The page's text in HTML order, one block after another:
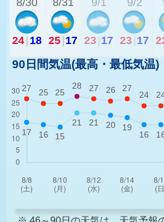
24| 18 25|17 23 17 23 17
90日間気温(最高・最低気温)